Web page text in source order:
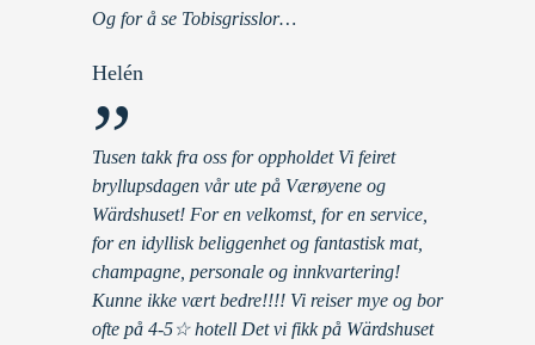
Og for å se Tobisgrisslor…
Helén
”
Tusen takk fra oss for oppholdet Vi feiret
bryllupsdagen vår ute på Værøyene og
Wärdshuset! For en velkomst, for en service,
for en idyllisk beliggenhet og fantastisk mat,
champagne, personale og innkvartering!
Kunne ikke vært bedre!!!! Vi reiser mye og bor
ofte på 4-5☆ hotell Det vi fikk på Wärdshuset